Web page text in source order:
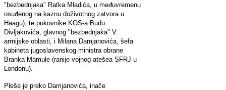
"bezbednjaka" Ratka Mladića, u međuvremenu
osuđenog na kaznu doživotnog zatvora u
Haagu), te pukovnike KOS-a Budu
Divljakovića, glavnog "bezbednjaka" V.
armijske oblasti, i Milana Damjanovića, šefa
kabineta jugoslavenskog ministra obrane
Branka Mamule (ranije vojnog atešea SFRJ u
Londonu).
Pleše je preko Damjanovića, inače